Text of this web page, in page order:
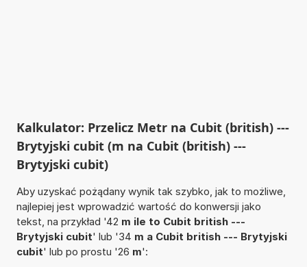
Kalkulator: Przelicz Metr na Cubit (british) ---
Brytyjski cubit (m na Cubit (british) ---
Brytyjski cubit)
Aby uzyskać pożądany wynik tak szybko, jak to możliwe,
najlepiej jest wprowadzić wartość do konwersji jako
tekst, na przykład '42 m ile to Cubit british ---
Brytyjski cubit' lub '34 m a Cubit british --- Brytyjski
cubit' lub po prostu '26 m':